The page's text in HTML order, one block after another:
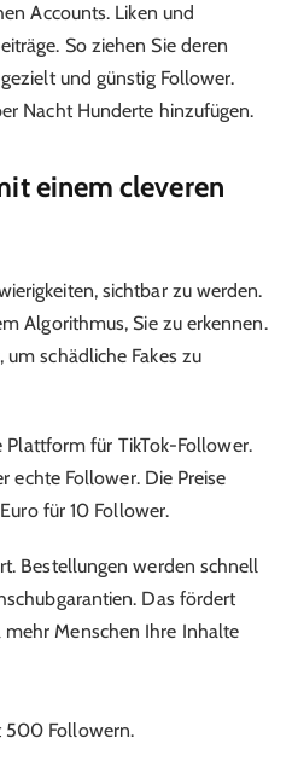
Accounts. Liken und
So ziehen Sie deren
und günstig Follower.
Nacht Hunderte hinzufügen.
einem cleveren
sichtbar zu werden.
Algorithmus, Sie zu erkennen.
schädliche Fakes zu
für TikTok-Follower.
echte Follower. Die Preise
für 10 Follower.
Bestellungen werden schnell
Das fördert
mehr Menschen Ihre Inhalte
500 Followern.